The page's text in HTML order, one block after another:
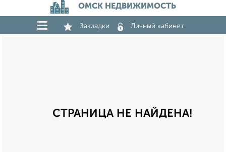
ОМСК НЕДВИЖИМОСТЬ
Закладки Личный кабинет
СТРАНИЦА НЕ НАЙДЕНА!